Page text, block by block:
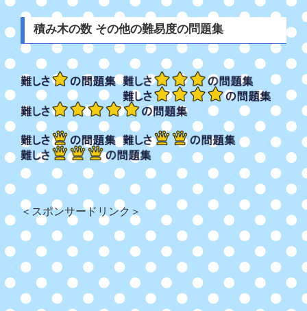
積み木の数 その他の難易度の問題集
＜スポンサードリンク＞